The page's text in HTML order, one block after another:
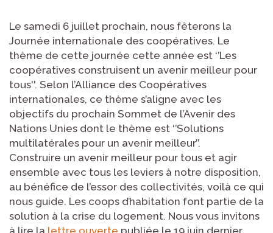
Le samedi 6 juillet prochain, nous fêterons la
Journée internationale des coopératives. Le
thème de cette journée cette année est ‘’Les
coopératives construisent un avenir meilleur pour
tous''. Selon l’Alliance des Coopératives
internationales, ce thème s’aligne avec les
objectifs du prochain Sommet de l’Avenir des
Nations Unies dont le thème est ‘’Solutions
multilatérales pour un avenir meilleur’’.
Construire un avenir meilleur pour tous et agir
ensemble avec tous les leviers à notre disposition,
au bénéfice de l’essor des collectivités, voilà ce qui
nous guide. Les coops d’habitation font partie de la
solution à la crise du logement. Nous vous invitons
à lire la lettre ouverte publiée le 19 juin dernier